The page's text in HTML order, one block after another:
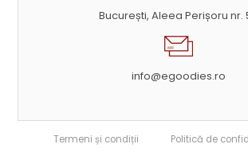
București, Aleea Perișoru nr.
info@egoodies.ro
Termeni și condiții Politică de